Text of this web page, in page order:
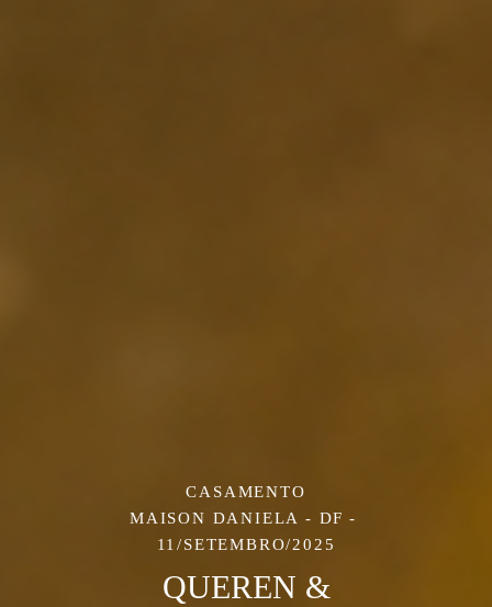
CASAMENTO
MAISON DANIELA - DF
11/SETEMBRO/2025
QUEREN &